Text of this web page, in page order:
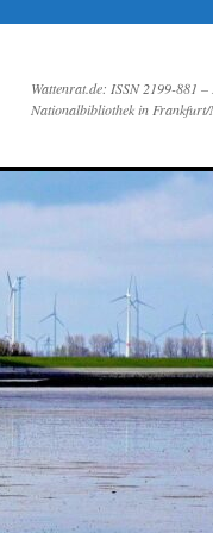
Wattenrat.de: ISSN 2199-881 –
Nationalbibliothek in Frankfurt/